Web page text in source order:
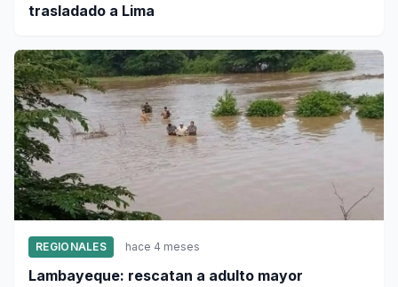
trasladado a Lima
REGIONALES hace 4 meses
Lambayeque: rescatan a adulto mayor